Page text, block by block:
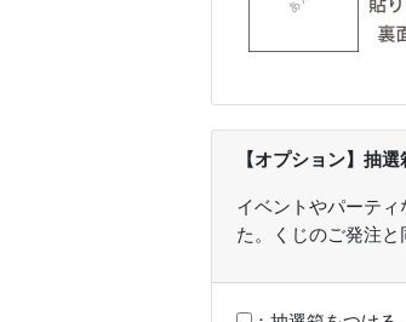
【オプション】抽選
イベントやパーテ
た。くじのご発注と